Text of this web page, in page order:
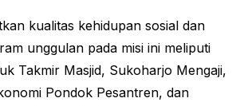
kualitas kehidupan sosial dan
unggulan pada misi ini meliputi
Takmir Masjid, Sukoharjo Mengaji,
Pondok Pesantren, dan